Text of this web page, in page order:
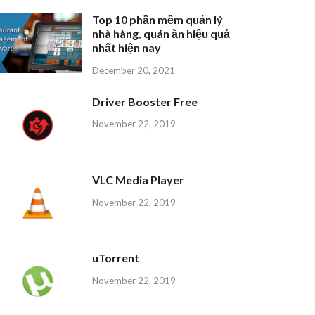
Top 10 phần mềm quản lý
nhà hàng, quán ăn hiệu quả
nhất hiện nay
December 20, 2021
Driver Booster Free
November 22, 2019
VLC Media Player
November 22, 2019
uTorrent
November 22, 2019